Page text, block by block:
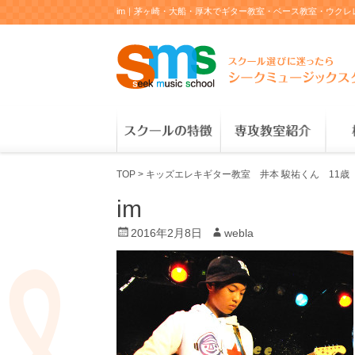
im｜茅ヶ崎・大船・厚木でギター教室・ベース教室・ウク
TOP > キッズエレキギター教室 井本 駿祐くん 11
im
P
o
t
2016年2月8日
A
u
t
h
o
webla